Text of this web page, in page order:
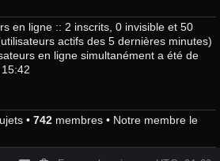
en ligne :: 2 inscrits, 0 invisible et 50
actifs des 5 dernières minutes)
en ligne simultanément a été de
• 742 membres • Notre membre le